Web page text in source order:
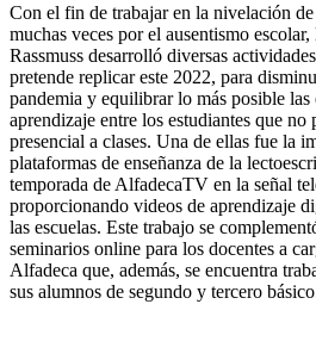
Con el fin de trabajar en la nivelación
muchas veces por el ausentismo
Rassmuss desarrolló diversas
pretende replicar este 2022, para
pandemia y equilibrar lo más posible las
aprendizaje entre los estudiantes que no
presencial a clases. Una de ellas fue la
plataformas de enseñanza de la
temporada de AlfadecaTV en la señal
proporcionando videos de aprendizaje
las escuelas. Este trabajo se
seminarios online para los docentes a
Alfadeca que, además, se encuentra
sus alumnos de segundo y tercero